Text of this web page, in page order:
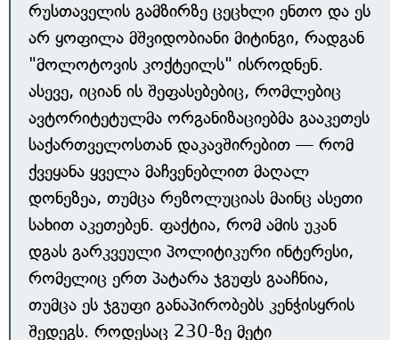
რუსთაველის გამზირზე ცეცხლი ენთო და ეს
არ ყოფილა მშვიდობიანი მიტინგი, რადგან
"მოლოტოვის კოქტეილს" ისროდნენ.
ასევე, იციან ის შეფასებებიც, რომლებიც
ავტორიტეტულმა ორგანიზაციებმა გააკეთეს
საქართველოსთან დაკავშირებით — რომ
ქვეყანა ყველა მაჩვენებლით მაღალ
დონეზეა, თუმცა რეზოლუციას მაინც ასეთი
სახით აკეთებენ. ფაქტია, რომ ამის უკან
დგას გარკვეული პოლიტიკური ინტერესი,
რომელიც ერთ პატარა ჯგუფს გააჩნია,
თუმცა ეს ჯგუფი განაპირობებს კენჭისყრის
შედეგს. როდესაც 230-ზე მეტი